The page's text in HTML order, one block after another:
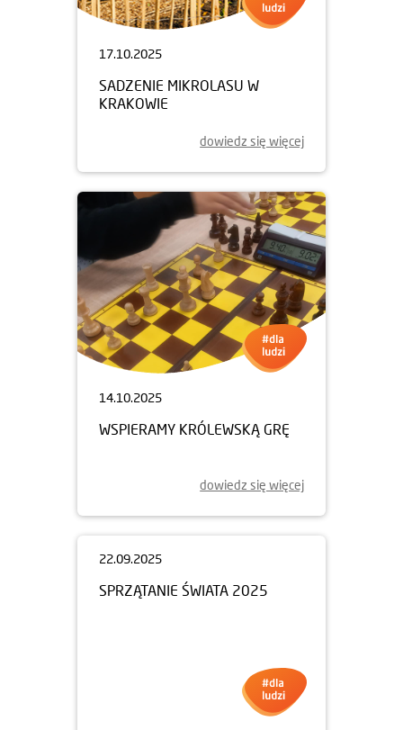
17.10.2025
SADZENIE MIKROLASU W
KRAKOWIE
dowiedz się więcej
14.10.2025
WSPIERAMY KRÓLEWSKĄ GRĘ
dowiedz się więcej